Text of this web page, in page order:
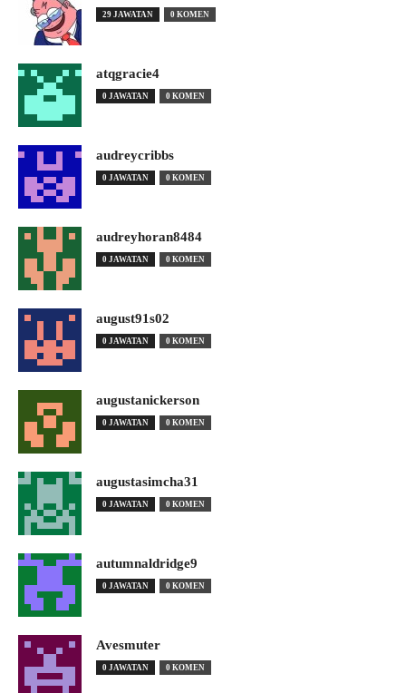
29 JAWATAN 0 KOMEN
atqgracie4
0 JAWATAN 0 KOMEN
audreycribbs
0 JAWATAN 0 KOMEN
audreyhoran8484
0 JAWATAN 0 KOMEN
august91s02
0 JAWATAN 0 KOMEN
augustanickerson
0 JAWATAN 0 KOMEN
augustasimcha31
0 JAWATAN 0 KOMEN
autumnaldridge9
0 JAWATAN 0 KOMEN
Avesmuter
0 JAWATAN 0 KOMEN